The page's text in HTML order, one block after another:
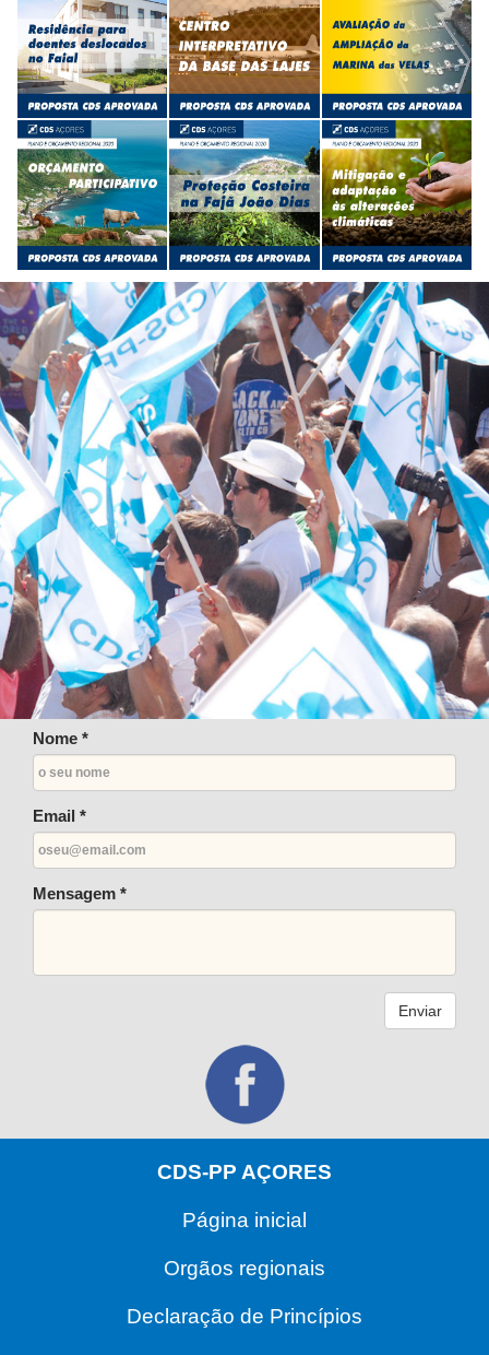
Nome *
Email *
Mensagem *
Enviar
CDS-PP AÇORES
Página inicial
Orgãos regionais
Declaração de Princípios